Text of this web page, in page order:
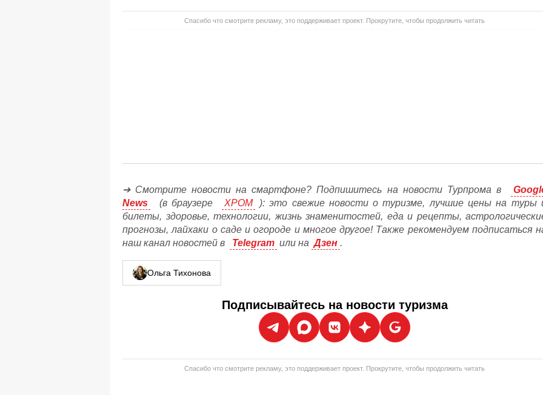
Спасибо что смотрите рекламу, это поддерживает проект. Прокрутите, чтобы продолжить читать
➔ Смотрите новости на смартфоне? Подпишитесь на новости Турпрома в
News
(в браузере ХРОМ
): это свежие новости о туризме, лучшие цены на туры
билеты, здоровье, технологии, жизнь знаменитостей, еда и рецепты,
прогнозы, лайхаки о саде и огороде и многое другое! Также рекомендуем подписаться
наш канал новостей в
Telegram или на Дзен .
Ольга Тихонова
Подписывайтесь на новости туризма
Спасибо что смотрите рекламу, это поддерживает проект. Прокрутите, чтобы продолжить читать